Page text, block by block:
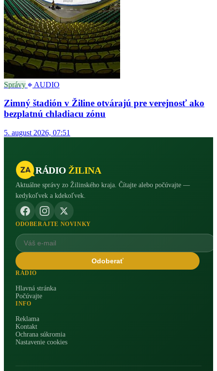
Správy AUDIO
Zimný štadión v Žiline otvárajú pre verejnosť ako
bezplatnú chladiacu zónu
5. august 2026, 07:51
RÁDIO ŽILINA
Aktuálne správy zo Žilinského kraja. Čítajte alebo počúvajte —
kedykoľvek a kdekoľvek.
ODOBERAJTE NOVINKY
Odoberať
RÁDIO
Hlavná stránka
Počúvajte
INFO
Reklama
Kontakt
Ochrana súkromia
Nastavenie cookies